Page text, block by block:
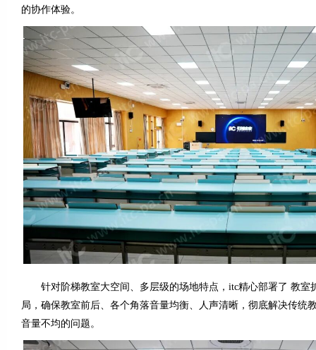
的协作体验。
针对阶梯教室大空间、多层级的场地特点，itc精心部署了 教室
局，确保教室前后、各个角落音量均衡、人声清晰，彻底解决传统
音量不均的问题。